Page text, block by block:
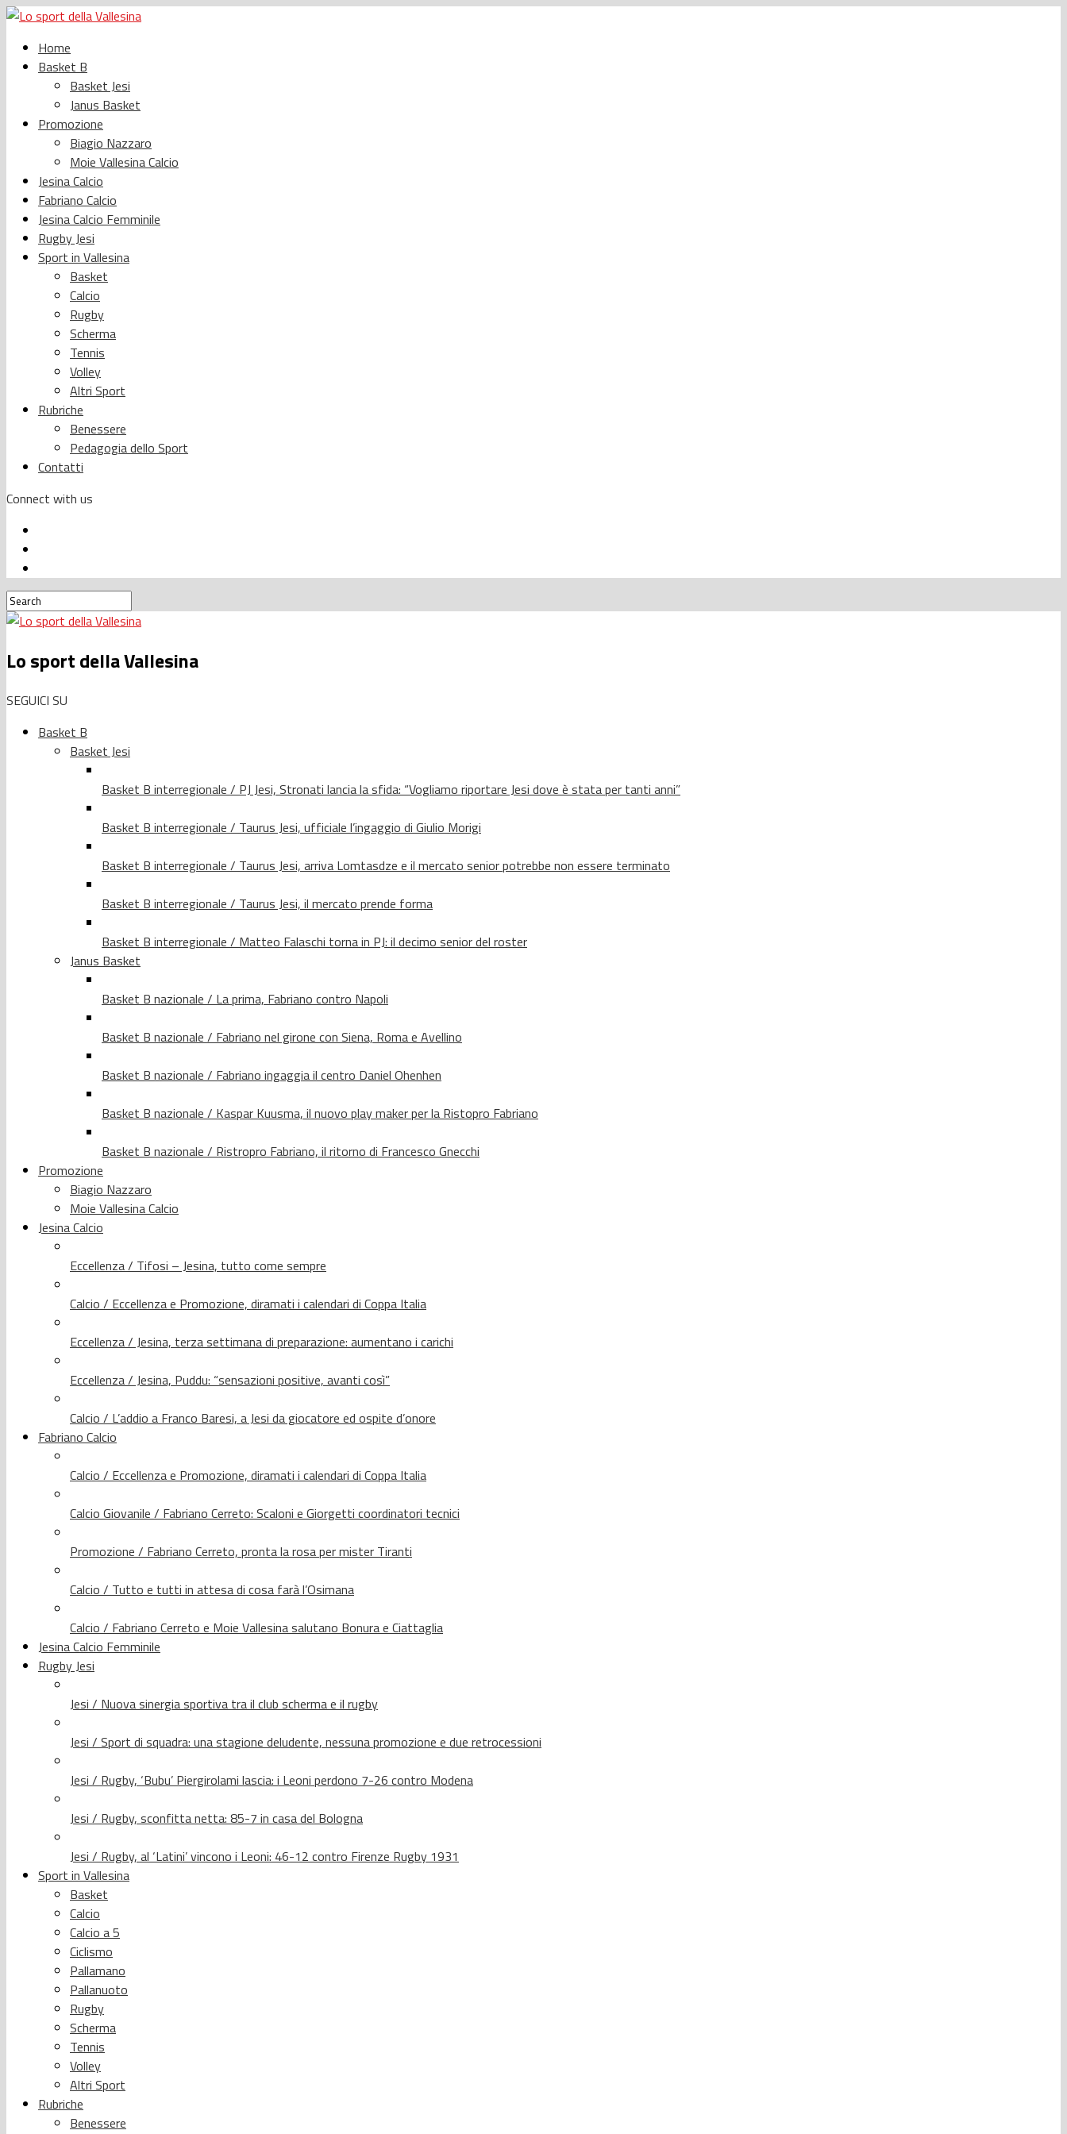
Home
Basket B
Basket Jesi
Janus Basket
Promozione
Biagio Nazzaro
Moie Vallesina Calcio
Jesina Calcio
Fabriano Calcio
Jesina Calcio Femminile
Rugby Jesi
Sport in Vallesina
Basket
Calcio
Rugby
Scherma
Tennis
Volley
Altri Sport
Rubriche
Benessere
Pedagogia dello Sport
Contatti
Connect with us
Lo sport della Vallesina
SEGUICI SU
Basket B
Basket Jesi
Basket B interregionale / PJ Jesi, Stronati lancia la sfida: “Vogliamo riportare Jesi dove è stata per tanti anni”
Basket B interregionale / Taurus Jesi, ufficiale l’ingaggio di Giulio Morigi
Basket B interregionale / Taurus Jesi, arriva Lomtasdze e il mercato senior potrebbe non essere terminato
Basket B interregionale / Taurus Jesi, il mercato prende forma
Basket B interregionale / Matteo Falaschi torna in PJ: il decimo senior del roster
Janus Basket
Basket B nazionale / La prima, Fabriano contro Napoli
Basket B nazionale / Fabriano nel girone con Siena, Roma e Avellino
Basket B nazionale / Fabriano ingaggia il centro Daniel Ohenhen
Basket B nazionale / Kaspar Kuusma, il nuovo play maker per la Ristopro Fabriano
Basket B nazionale / Ristropro Fabriano, il ritorno di Francesco Gnecchi
Promozione
Biagio Nazzaro
Moie Vallesina Calcio
Jesina Calcio
Eccellenza / Tifosi – Jesina, tutto come sempre
Calcio / Eccellenza e Promozione, diramati i calendari di Coppa Italia
Eccellenza / Jesina, terza settimana di preparazione: aumentano i carichi
Eccellenza / Jesina, Puddu: “sensazioni positive, avanti così”
Calcio / L’addio a Franco Baresi, a Jesi da giocatore ed ospite d’onore
Fabriano Calcio
Calcio / Eccellenza e Promozione, diramati i calendari di Coppa Italia
Calcio Giovanile / Fabriano Cerreto: Scaloni e Giorgetti coordinatori tecnici
Promozione / Fabriano Cerreto, pronta la rosa per mister Tiranti
Calcio / Tutto e tutti in attesa di cosa farà l’Osimana
Calcio / Fabriano Cerreto e Moie Vallesina salutano Bonura e Ciattaglia
Jesina Calcio Femminile
Rugby Jesi
Jesi / Nuova sinergia sportiva tra il club scherma e il rugby
Jesi / Sport di squadra: una stagione deludente, nessuna promozione e due retrocessioni
Jesi / Rugby, ‘Bubu’ Piergirolami lascia: i Leoni perdono 7-26 contro Modena
Jesi / Rugby, sconfitta netta: 85-7 in casa del Bologna
Jesi / Rugby, al ‘Latini’ vincono i Leoni: 46-12 contro Firenze Rugby 1931
Sport in Vallesina
Basket
Calcio
Calcio a 5
Ciclismo
Pallamano
Pallanuoto
Rugby
Scherma
Tennis
Volley
Altri Sport
Rubriche
Benessere